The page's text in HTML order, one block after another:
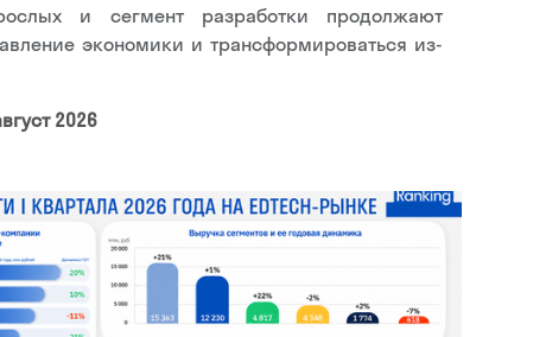
и сегмент разработки продолжают
экономики и трансформироваться из-
2026